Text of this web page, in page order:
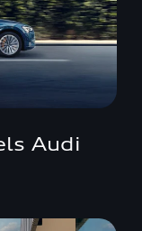
Audi